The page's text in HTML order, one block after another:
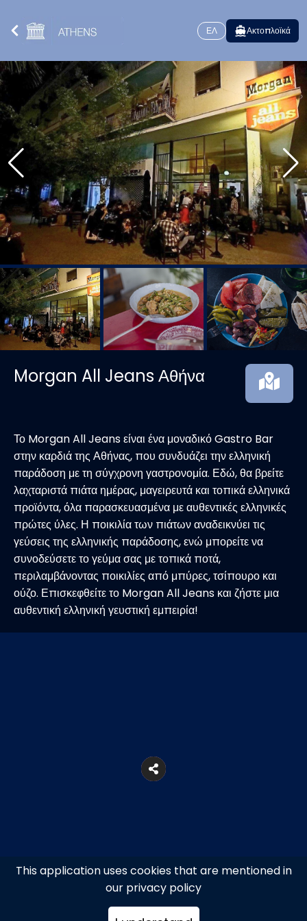
This application uses cookies that are mentioned in
our privacy policy
ΕΛ Ακτοπλοϊκά
Morgan All Jeans Αθήνα
Το Morgan All Jeans είναι ένα μοναδικό Gastro Bar
στην καρδιά της Αθήνας, που συνδυάζει την ελληνική
παράδοση με τη σύγχρονη γαστρονομία. Εδώ, θα βρείτε
λαχταριστά πιάτα ημέρας, μαγειρευτά και τοπικά ελληνικά
προϊόντα, όλα παρασκευασμένα με αυθεντικές ελληνικές
πρώτες ύλες. Η ποικιλία των πιάτων αναδεικνύει τις
γεύσεις της ελληνικής παράδοσης, ενώ μπορείτε να
συνοδεύσετε το γεύμα σας με τοπικά ποτά,
περιλαμβάνοντας ποικιλίες από μπύρες, τσίπουρο και
ούζο. Επισκεφθείτε το Morgan All Jeans και ζήστε μια
αυθεντική ελληνική γευστική εμπειρία!